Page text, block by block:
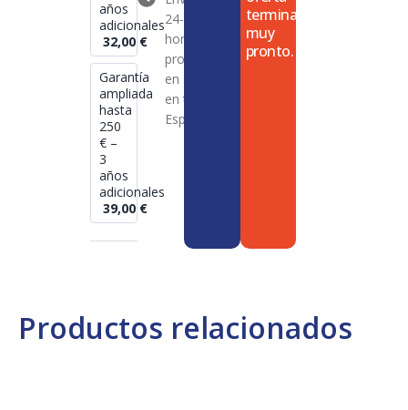
Productos relacionados
años
adicionales
32,00 €
Garantía
ampliada
hasta
250
€ –
3
años
adicionales
39,00 €
24-72
horas en
productos
en stock
en toda
España
termina
muy
pronto.